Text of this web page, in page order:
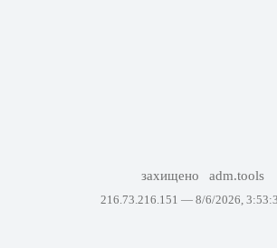
захищено adm.tools
216.73.216.151 — 8/6/2026,